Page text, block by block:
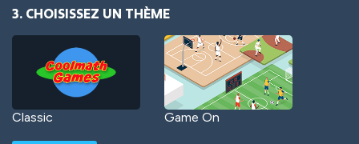
3. CHOISISSEZ UN THÈME
Classic Game On